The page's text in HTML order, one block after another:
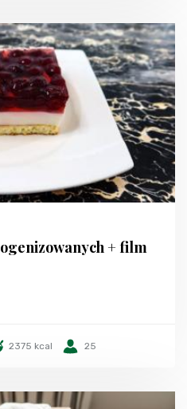
+ film
2375 kcal 25